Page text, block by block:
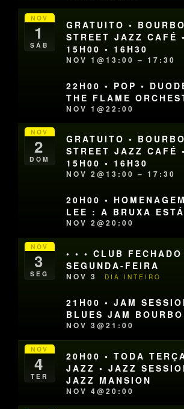
NOV
1
SÁB
GRATUITO •
STREET JAZZ CAFÉ
15H00 • 16H30
NOV 1@13:00 – 17:30
22H00 • POP •
THE FLAME
NOV 1@22:00
NOV
2
DOM
GRATUITO •
STREET JAZZ CAFÉ
15H00 • 16H30
NOV 2@13:00 – 17:30
20H00 •
LEE : A BRUXA
NOV 2@20:00
NOV
3
SEG
• • • CLUB FECHADO
SEGUNDA-FEIRA
NOV 3 DIA INTEIRO
21H00 • JAM
BLUES JAM
NOV 3@21:00
NOV
4
TER
20H00 • TODA
JAZZ • JAZZ
JAZZ MANSION
NOV 4@20:00